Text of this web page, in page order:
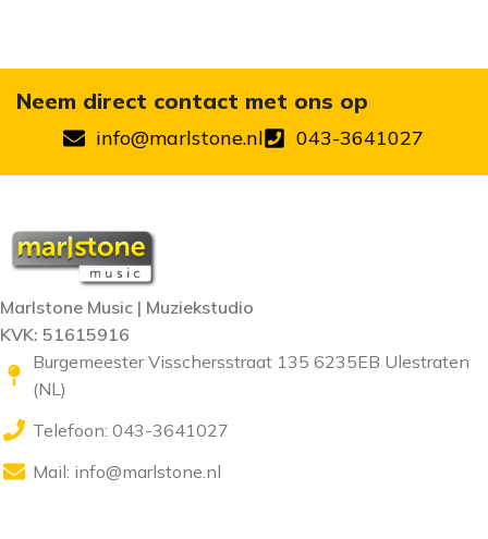
Neem direct contact met ons op
info@marlstone.nl 043-3641027
Marlstone Music | Muziekstudio
KVK: 51615916
Burgemeester Visschersstraat 135 6235EB Ulestraten
(NL)
Telefoon: 043-3641027
Mail: info@marlstone.nl